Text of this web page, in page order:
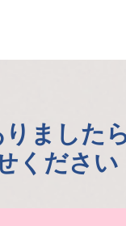
ました
ください